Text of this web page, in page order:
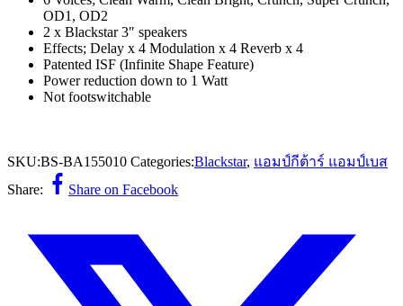
OD1, OD2
2 x Blackstar 3″ speakers
Effects; Delay x 4 Modulation x 4 Reverb x 4
Patented ISF (Infinite Shape Feature)
Power reduction down to 1 Watt
Not footswitchable
SKU:BS-BA155010 Categories:Blackstar, แอมป์กีต้าร์ แอมป์เบส
Share:
Share on Facebook